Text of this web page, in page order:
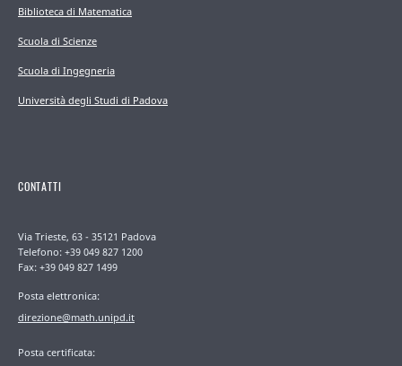
Biblioteca di Matematica
Scuola di Scienze
Scuola di Ingegneria
Università degli Studi di Padova
CONTATTI
Via Trieste, 63 - 35121 Padova
Telefono: +39 049 827 1200
Fax: +39 049 827 1499
Posta elettronica:
direzione@math.unipd.it
Posta certificata: